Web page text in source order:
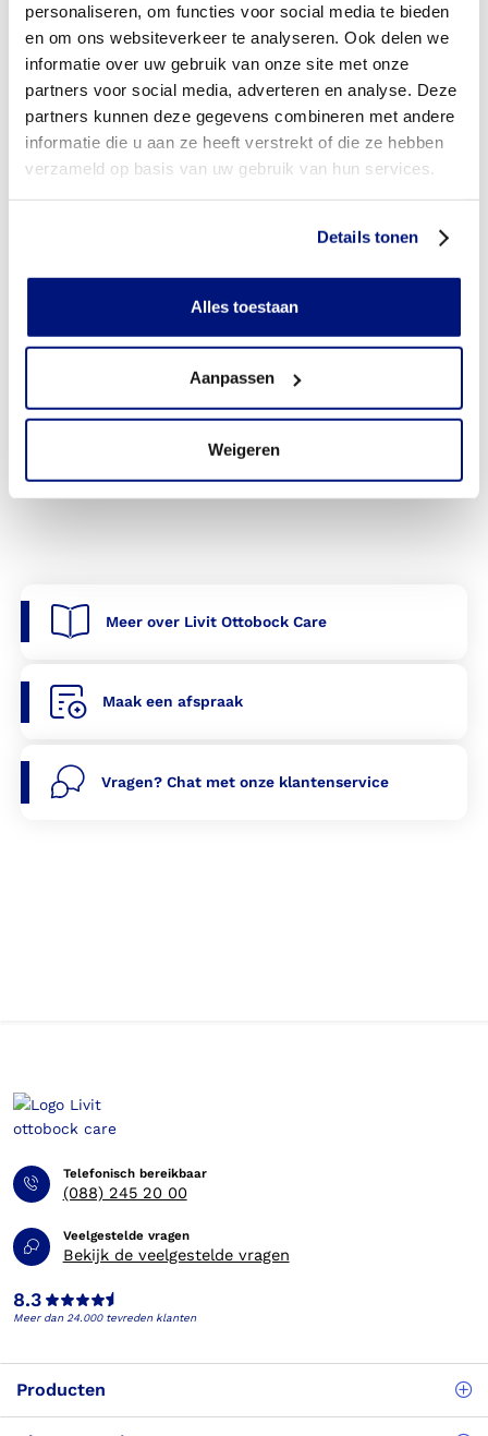
personaliseren, om functies voor social media te bieden
en om ons websiteverkeer te analyseren. Ook delen we
informatie over uw gebruik van onze site met onze
partners voor social media, adverteren en analyse. Deze
partners kunnen deze gegevens combineren met andere
informatie die u aan ze heeft verstrekt of die ze hebben
verzameld op basis van uw gebruik van hun services.
Details tonen
Alles toestaan
Aanpassen
Weigeren
Heeft u tips en/of suggesties voor onze redactie? Stuur dan een
Meer over Livit Ottobock Care
Maak een afspraak
Vragen? Chat met onze klantenservice
Telefonisch bereikbaar
(088) 245 20 00
Veelgestelde vragen
Bekijk de veelgestelde vragen
8.3
Meer dan 24.000 tevreden klanten
Producten